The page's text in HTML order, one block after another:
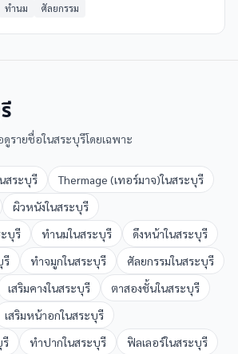
ทำนม ศัลยกรรม
ดูรายชื่อในสระบุรีโดยเฉพาะ
สระบุรี Thermage (เทอร์มาจ)ในสระบุรี
ผิวหนังในสระบุรี
บุรี ทำนมในสระบุรี ดึงหน้าในสระบุรี
รี ทำจมูกในสระบุรี ศัลยกรรมในสระบุรี
เสริมคางในสระบุรี ตาสองชั้นในสระบุรี
เสริมหน้าอกในสระบุรี
รี ทำปากในสระบุรี ฟิลเลอร์ในสระบุรี